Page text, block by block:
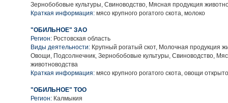
Зернобобовые культуры, Свиноводство, Мясная продукция
Краткая информация: мясо крупного рогатого скота, молоко
"ОБИЛЬНОЕ" ЗАО
Регион: Ростовская область
Виды деятельности: Крупный рогатый скот, Молочная продукция
Овощи, Подсолнечник, Зернобобовые культуры, Свиноводство,
животноводства
Краткая информация: мясо крупного рогатого скота, овощи
"ОБИЛЬНОЕ" ТОО
Регион: Калмыкия